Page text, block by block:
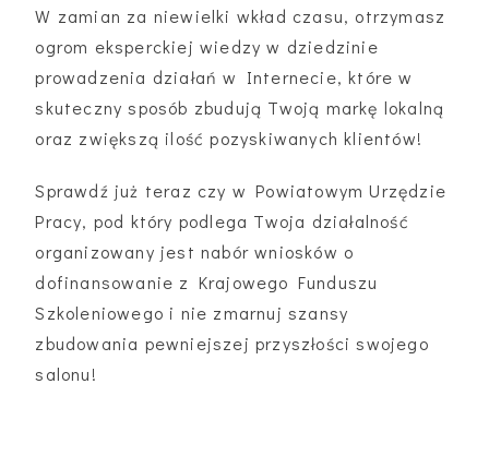
W zamian za niewielki wkład czasu, otrzymasz
ogrom eksperckiej wiedzy w dziedzinie
prowadzenia działań w Internecie, które w
skuteczny sposób zbudują Twoją markę lokalną
oraz zwiększą ilość pozyskiwanych klientów!
Sprawdź już teraz czy w Powiatowym Urzędzie
Pracy, pod który podlega Twoja działalność
organizowany jest nabór wniosków o
dofinansowanie z Krajowego Funduszu
Szkoleniowego i nie zmarnuj szansy
zbudowania pewniejszej przyszłości swojego
salonu!